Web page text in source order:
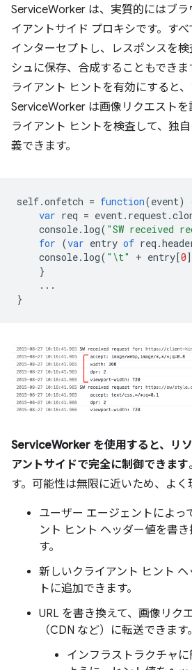
ServiceWorker は、実質的にはブ
イアントサイド プロキシです。す
インターセプトし、レスポンスを
シュに保存、合成することもできま
ライアント ヒントを有効にすると
ServiceWorker は画像リクエスト
ライアント ヒントを検査して、独
義できます。
self.onfetch = function(event)
var req = event. request.
console. log( "SW received
for (var entry of req .
console. log( "\t" + entry [0]
}
...
}
ServiceWorker を使用すると、リ
アントサイドで完全に制御できます
す。可能性は無限に近いため、よく
ユーザー エージェントによっ
ント ヒント ヘッダー値を書
す。
新しいクライアント ヒント
トに追加できます。
URL を書き換えて、画像リク
（CDN など）に転送できます。
インフラストラクチャ